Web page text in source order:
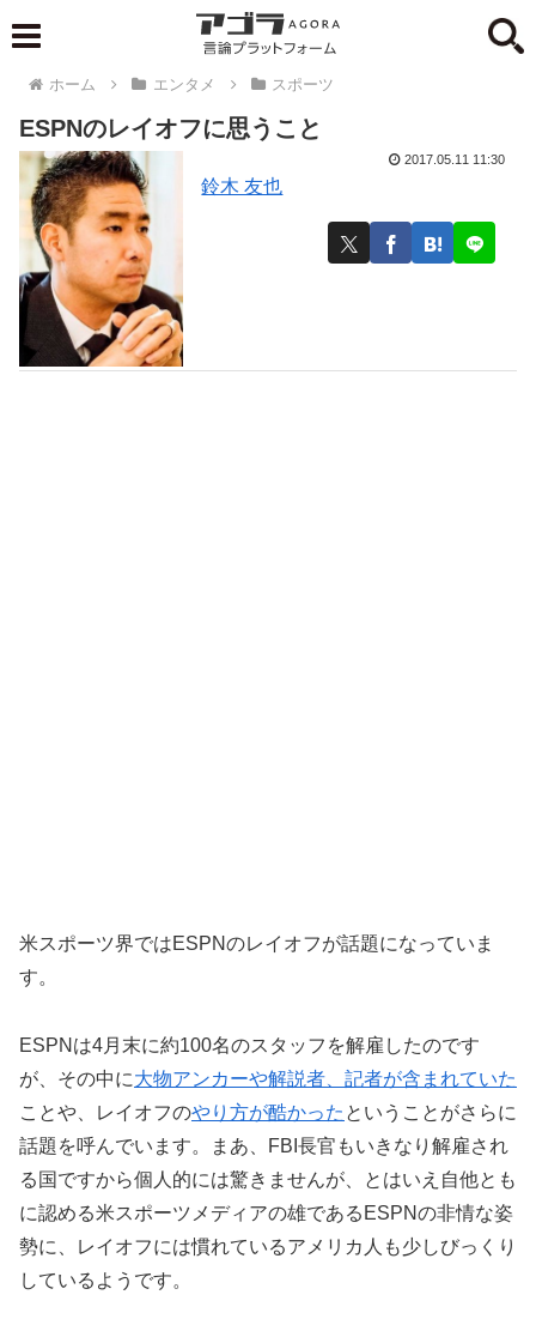
ホーム エンタメ スポーツ
ESPNのレイオフに思うこと
鈴木 友也
2017.05.11 11:30
米スポーツ界ではESPNのレイオフが話題になっていま
す。
ESPNは4月末に約100名のスタッフを解雇したのです
が、その中に大物アンカーや解説者、記者が含まれていた
ことや、レイオフのやり方が酷かった ということがさらに
話題を呼んでいます。まあ、FBI長官もいきなり解雇され
る国ですから個人的には驚きませんが、とはいえ自他とも
に認める米スポーツメディアの雄であるESPNの非情な姿
勢に、レイオフには慣れているアメリカ人も少しびっくり
しているようです。